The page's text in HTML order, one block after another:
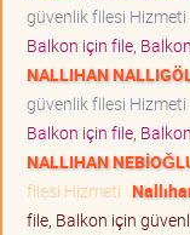
güvenlik filesi Hizmeti
Balkon için file,
NALLIHAN
güvenlik filesi Hizmeti
Balkon için file,
NALLIHAN
filesi Hizmeti
file, Balkon için